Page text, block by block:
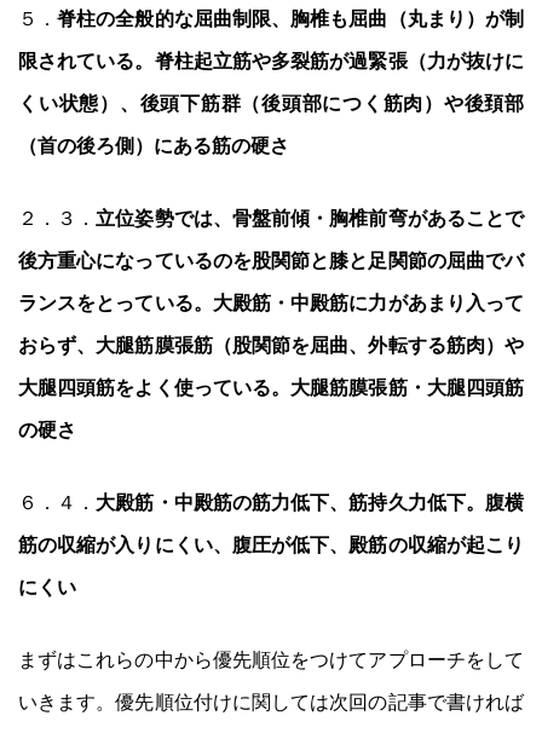
５．脊柱の全般的な屈曲制限、胸椎も屈曲（丸まり）が制
限されている。脊柱起立筋や多裂筋が過緊張（力が抜けに
くい状態）、後頭下筋群（後頭部につく筋肉）や後頚部
（首の後ろ側）にある筋の硬さ
２．３． 立位姿勢では、骨盤前傾・胸椎前弯があることで
後方重心になっているのを股関節と膝と足関節の屈曲でバ
ランスをとっている。大殿筋・中殿筋に力があまり入って
おらず、大腿筋膜張筋（股関節を屈曲、外転する筋肉）や
大腿四頭筋をよく使っている。大腿筋膜張筋・大腿四頭筋
の硬さ
６．４． 大殿筋・中殿筋の筋力低下、筋持久力低下。腹横
筋の収縮が入りにくい、腹圧が低下、殿筋の収縮が起こり
にくい
まずはこれらの中から優先順位をつけてアプローチをして
いきます。優先順位付けに関しては次回の記事で書ければ